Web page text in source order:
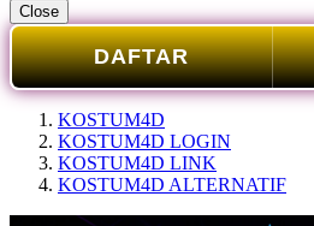
Close
DAFTAR
KOSTUM4D
KOSTUM4D LOGIN
KOSTUM4D LINK
KOSTUM4D ALTERNATIF